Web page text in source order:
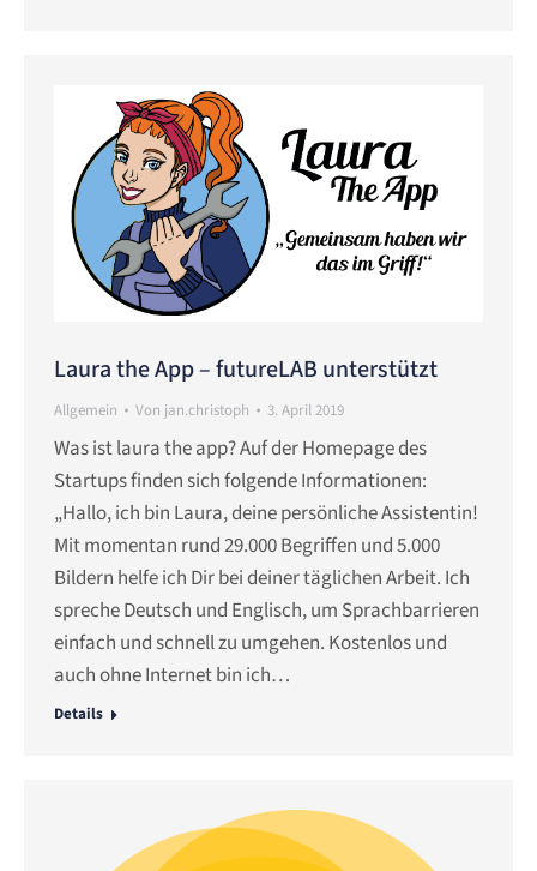
Laura the App – futureLAB unterstützt
Allgemein Von jan.christoph 3. April 2019
Was ist laura the app? Auf der Homepage des
Startups finden sich folgende Informationen:
„Hallo, ich bin Laura, deine persönliche Assistentin!
Mit momentan rund 29.000 Begriffen und 5.000
Bildern helfe ich Dir bei deiner täglichen Arbeit. Ich
spreche Deutsch und Englisch, um Sprachbarrieren
einfach und schnell zu umgehen. Kostenlos und
auch ohne Internet bin ich…
Details